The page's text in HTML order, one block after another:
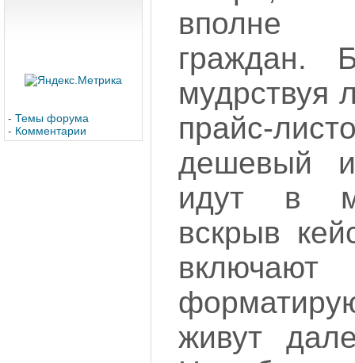
- Темы форума
- Комментарии
вполне
граждан.
мудрствуя
прайс-
дешевый
идут в
вскрыв
живут